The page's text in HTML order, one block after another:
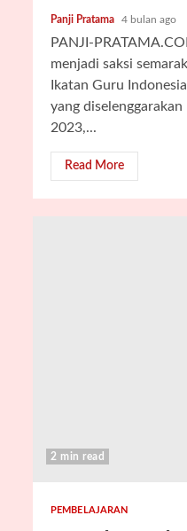
Panji Pratama 4 bulan ago
PANJI-
menjadi saksi
Ikatan Guru
yang
2023,...
Read More
2 min read
PEMBELAJARAN